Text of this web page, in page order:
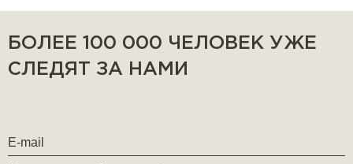
БОЛЕЕ 100 000 ЧЕЛОВЕК УЖЕ
СЛЕДЯТ ЗА НАМИ